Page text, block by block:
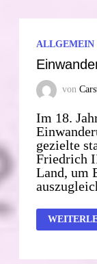
ALLGEMEIN
von
Im 18.
gezielte
Friedrich
Land, um